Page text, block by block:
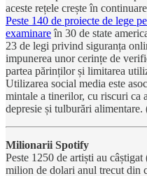
aceste rețele crește în
Peste 140 de proiecte de lege
examinareîn 30 de state
23 de legi privind siguranța
impunerea unor cerințe de
partea părinților și limitarea
Utilizarea social media este
mintale a tinerilor, cu riscuri ca
depresie și tulburări alimentare.
Milionarii Spotify
Peste 1250 de artiști au
milion de dolari anul trecut din